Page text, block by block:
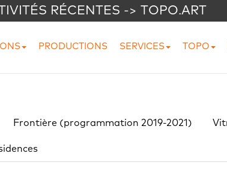
RÉCENTES -> TOPO.ART
PRODUCTIONS SERVICES TOPO
Frontière (programmation 2019-2021)